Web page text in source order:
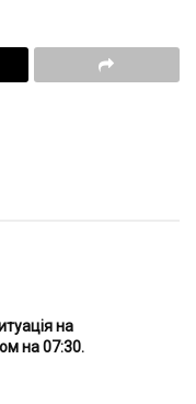
на
на 07:30.